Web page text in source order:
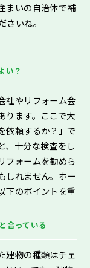
まいの自治体で補
いね。
い？
社やリフォーム会
ります。ここで大
依頼するか？」で
、十分な検査をし
フォームを勧めら
しれません。ホー
下のポイントを重
合っている
建物の種類はチェ